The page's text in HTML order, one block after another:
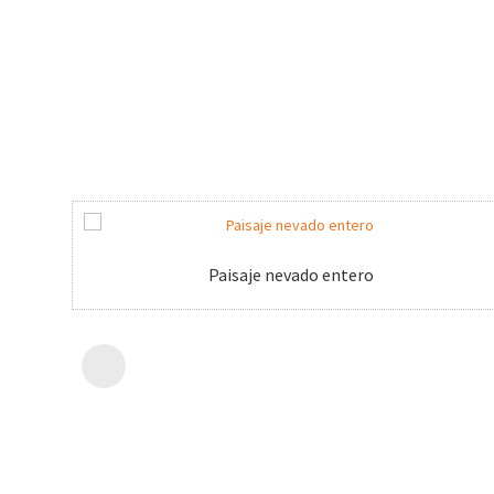
Paisaje nevado entero